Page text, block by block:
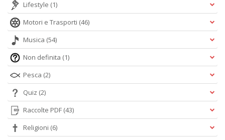
Lifestyle (1)
Motori e Trasporti (46)
Musica (54)
Non definita (1)
Pesca (2)
Quiz (2)
Raccolte PDF (43)
Religioni (6)